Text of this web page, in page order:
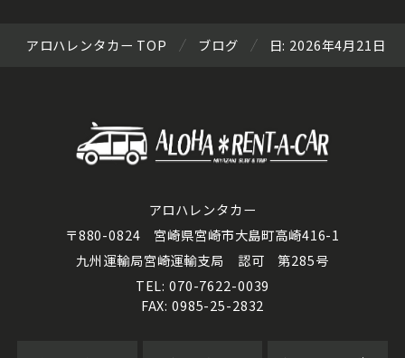
アロハレンタカー TOP ブログ 日: 2026年4月21日
アロハレンタカー
〒880-0824 宮崎県宮崎市大島町高崎416-1
九州運輸局宮崎運輸支局 認可 第285号
TEL: 070-7622-0039
FAX: 0985-25-2832